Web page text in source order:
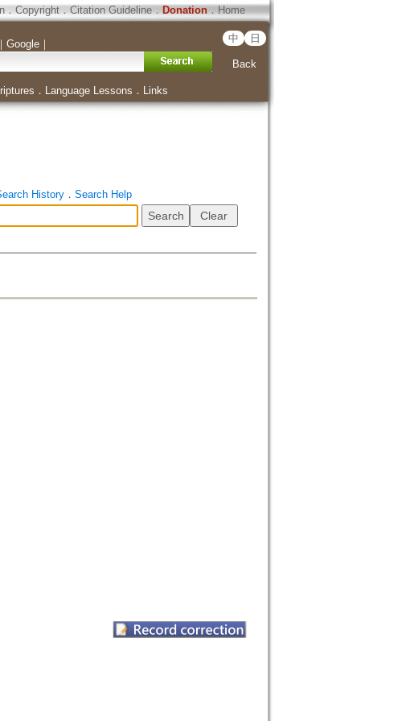
．Copyright．Citation Guideline． Donation．Home
Google｜ 中 日
Back
． Language Lessons ． Links
History． Search Help